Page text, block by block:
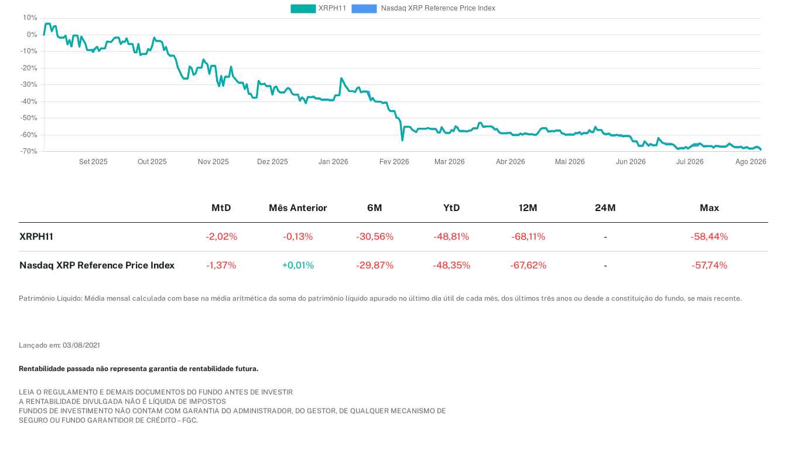
MtD Mês Anterior 6M YtD 12M 24M Max
XRPH11 -2,02% -0,13% -30,56% -48,81% -68,11% - -58,44%
Nasdaq XRP Reference Price Index -1,37% +0,01% -29,87% -48,35% -67,62% - -57,74%
Patrimônio Líquido: Média mensal calculada com base na média aritmética da soma do patrimônio líquido apurado no último dia útil de cada mês, dos últimos três anos ou desde a constituição do fundo, se mais recente.
Lançado em: 03/08/2021
Rentabilidade passada não representa garantia de rentabilidade futura.
LEIA O REGULAMENTO E DEMAIS DOCUMENTOS DO FUNDO ANTES DE INVESTIR
A RENTABILIDADE DIVULGADA NÃO É LÍQUIDA DE IMPOSTOS
FUNDOS DE INVESTIMENTO NÃO CONTAM COM GARANTIA DO ADMINISTRADOR, DO GESTOR, DE QUALQUER MECANISMO DE
SEGURO OU FUNDO GARANTIDOR DE CRÉDITO – FGC.